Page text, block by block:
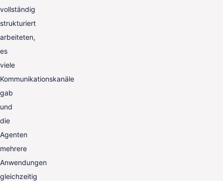
vollständig
strukturiert
arbeiteten,
es
viele
Kommunikationskanäle
gab
und
die
Agenten
mehrere
Anwendungen
gleichzeitig